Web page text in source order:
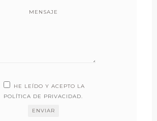
MENSAJE
HE LEÍDO Y ACEPTO LA
POLÍTICA DE PRIVACIDAD